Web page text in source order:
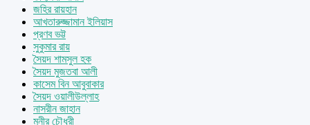
জহির রায়হান
আখতারুজ্জামান ইলিয়াস
প্রণব ভট্ট
সুকুমার রায়
সৈয়দ শামসুল হক
সৈয়দ মুজতবা আলী
কাসেম বিন আবুবাকার
সৈয়দ ওয়ালীউল্লাহ
নাসরীন জাহান
মুনীর চৌধুরী